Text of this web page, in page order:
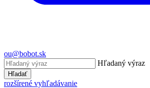
ou@bobot.sk
Hľadaný výraz
Hľadať
rozšírené vyhľadávanie